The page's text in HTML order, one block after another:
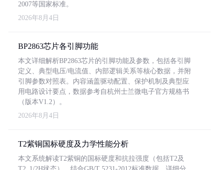
2007等国家标准。
2026年8月4日
BP2863芯片各引脚功能
本文详细解析BP2863芯片的引脚功能及参数，包括各引脚
定义、典型电压/电流值、内部逻辑关系等核心数据，并附
引脚参数对照表。内容涵盖驱动配置、保护机制及典型应
用电路设计要点，数据参考自杭州士兰微电子官方规格书
（版本V1.2）。
2026年8月4日
T2紫铜国标硬度及力学性能分析
本文系统解读T2紫铜的国标硬度和抗拉强度（包括T2及